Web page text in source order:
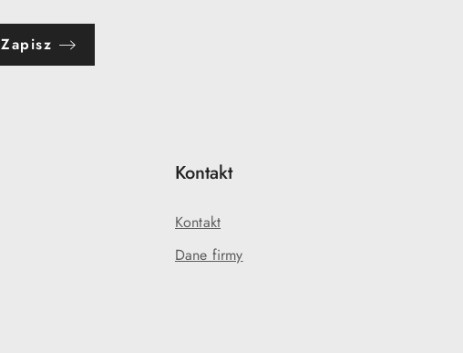
Zapisz
Kontakt
Kontakt
Dane firmy